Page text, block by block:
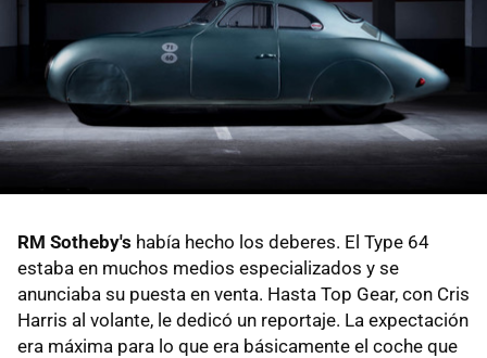
RM Sotheby's había hecho los deberes. El Type 64
estaba en muchos medios especializados y se
anunciaba su puesta en venta. Hasta Top Gear, con Cris
Harris al volante, le dedicó un reportaje. La expectación
era máxima para lo que era básicamente el coche que